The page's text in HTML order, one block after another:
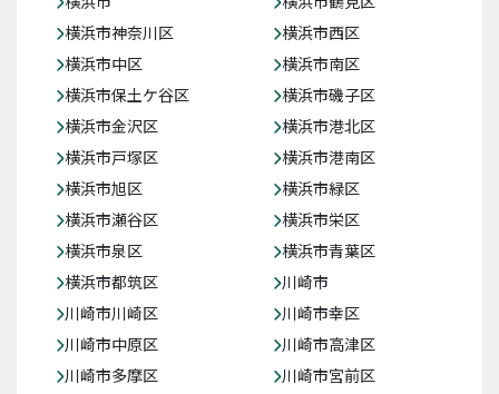
横浜市神奈川区
横浜市西区
横浜市中区
横浜市南区
横浜市保土ケ谷区
横浜市磯子区
横浜市金沢区
横浜市港北区
横浜市戸塚区
横浜市港南区
横浜市旭区
横浜市緑区
横浜市瀬谷区
横浜市栄区
横浜市泉区
横浜市青葉区
横浜市都筑区
川崎市
川崎市川崎区
川崎市幸区
川崎市中原区
川崎市高津区
川崎市多摩区
川崎市宮前区